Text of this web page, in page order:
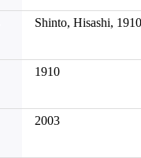
Shinto, Hisashi,
1910
2003